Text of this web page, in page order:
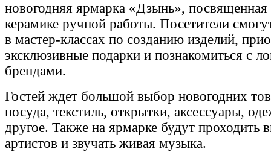
новогодняя ярмарка «Дзынь»,
керамике ручной работы. Посетители
в мастер-классах по созданию изделий,
эксклюзивные подарки и познакомиться с
брендами.
Гостей ждет большой выбор новогодних
посуда, текстиль, открытки, аксессуары,
другое. Также на ярмарке будут проходить
артистов и звучать живая музыка.